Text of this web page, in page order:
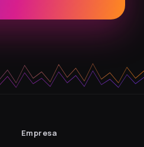
Empresa